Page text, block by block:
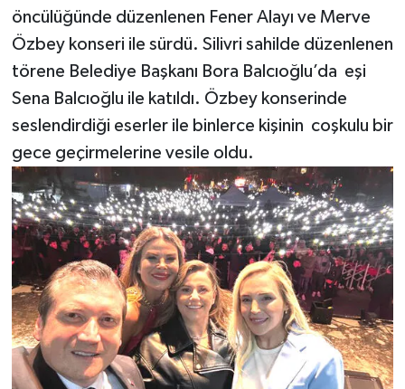
öncülüğünde düzenlenen Fener Alayı ve Merve
Özbey konseri ile sürdü. Silivri sahilde düzenlenen
törene Belediye Başkanı Bora Balcıoğlu’da eşi
Sena Balcıoğlu ile katıldı. Özbey konserinde
seslendirdiği eserler ile binlerce kişinin coşkulu bir
gece geçirmelerine vesile oldu.